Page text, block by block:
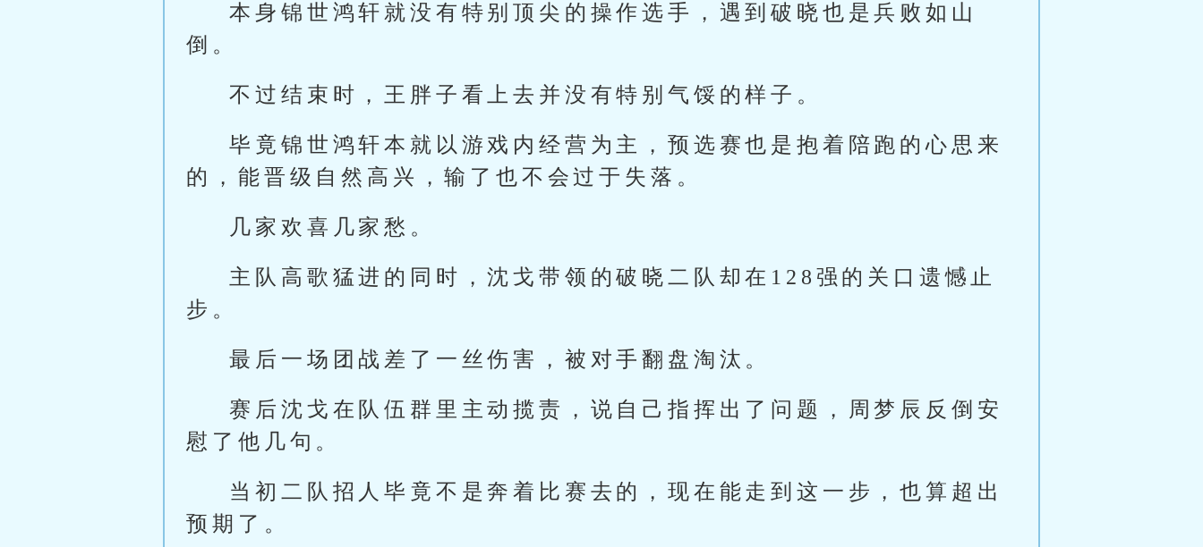
本身锦世鸿轩就没有特别顶尖的操作选手，遇到破晓也是兵败如山
倒。
不过结束时，王胖子看上去并没有特别气馁的样子。
毕竟锦世鸿轩本就以游戏内经营为主，预选赛也是抱着陪跑的心思来
的，能晋级自然高兴，输了也不会过于失落。
几家欢喜几家愁。
主队高歌猛进的同时，沈戈带领的破晓二队却在128强的关口遗憾止
步。
最后一场团战差了一丝伤害，被对手翻盘淘汰。
赛后沈戈在队伍群里主动揽责，说自己指挥出了问题，周梦辰反倒安
慰了他几句。
当初二队招人毕竟不是奔着比赛去的，现在能走到这一步，也算超出
预期了。